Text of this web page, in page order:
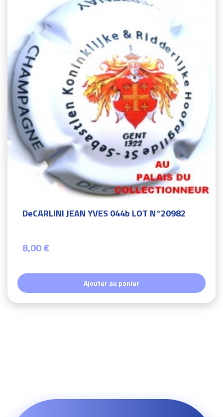
DeCARLINI JEAN YVES 044b LOT N°20982
8,00 €
Ajouter au panier